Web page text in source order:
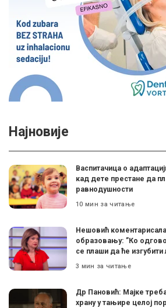
Најновије
Васпитачица о
кад дете престане да
равнодушности
10 мин за читање
Нешовић
образовању: ”Ко
се плаши да ће изгубити
3 мин за читање
Др Пановић: Мајке
храну у тањире целој